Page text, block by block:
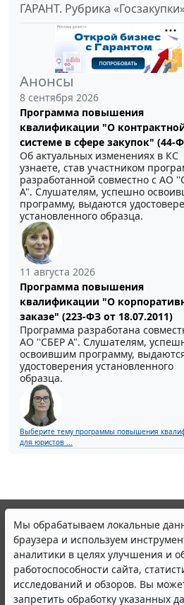
ГАРАНТ. Рубрика
Анонсы
8 сентября 2026
Программа повышения
квалификации "О
системе в сфере закупок" (44-
Об актуальных изменениях в КС
узнаете, став участником
разработанной совместно с АО
А". Слушателям, успешно
программу, выдаются
установленного образца.
11 августа 2026
Программа повышения
квалификации "О
заказе" (223-ФЗ от 18.07.2011)
Программа разработана
АО ''СБЕР А". Слушателям,
освоившим программу,
удостоверения установленного
образца.
Выберите тему программы повышения
для юристов ...
Мы обрабатываем локальные
браузера и используем
аналитики в целях улучшения и
работоспособности сайта,
исследований и обзоров. Вы
запретить обработку указанных
© ООО "НПП "ГАРАНТ-СЕРВИС",
участниками Российской
Все права на материалы сайта
Полное или частичное
Правила использования портала.